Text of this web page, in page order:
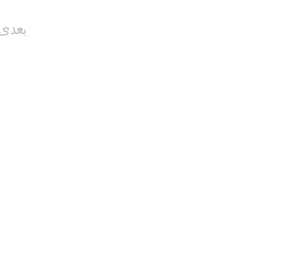
بعدی